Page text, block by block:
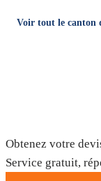
Voir tout le canton
Obtenez votre
Service gratuit,